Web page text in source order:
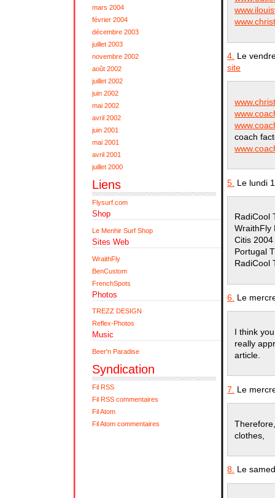
4. Le
site
coach
5. Le lundi
RadiCool
WraithFly
Citis
Portugal
RadiCool
6. Le
I think
really
article.
7. Le
clothes,
8. Le
mars 2004
février 2004
décembre 2003
juillet 2003
novembre 2002
août 2002
juillet 2002
juin 2002
mai 2002
avril 2002
juin 2001
mai 2001
avril 2001
juillet 2000
Liens
Flysurf.com
Shop
Le Menhir Surf Shop
Sites Web
WraithFly
BenCustom
FrenchSpots
Photos
TREZZ DESIGN
Reflex-Photos
Music
Beer'n Paradise
Syndication
Fil RSS
Fil RSS commentaires
Fil Atom
Fil Atom commentaires